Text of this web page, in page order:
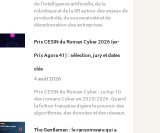
de l’intelligence artificielle, de la
robotique et de la XR autour des enjeux de
productivité, de souveraineté et de
décarbonation des entreprises.
Prix CESIN du Roman Cyber 2026 (ex-
Prix Agora 41) : sélection, jury et dates
clés
4 août 2026
Prix CESIN du Roman Cyber : Le top 10
des romans Cyber en 2025/2026. Quand
la fiction française digère le pouvoir des
algorithmes, des données et des réseaux.
The Gentlemen : le ransomware qui a